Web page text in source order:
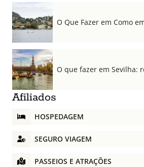
O Que Fazer em Como
O que fazer em Sevilha:
Afiliados
HOSPEDAGEM
SEGURO VIAGEM
PASSEIOS E ATRAÇÕES